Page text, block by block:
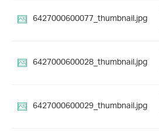
6427000600077_thumbnail.jpg
6427000600028_thumbnail.jpg
6427000600029_thumbnail.jpg